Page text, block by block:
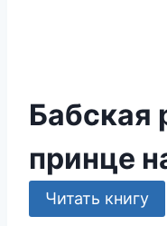
Бабская
принце
Читать книгу